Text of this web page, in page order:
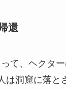
還
て、ヘクタ
は洞窟に落と